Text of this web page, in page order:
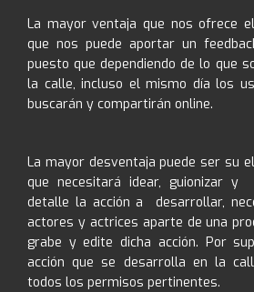
La mayor ventaja que nos ofrece
que nos puede aportar un
puesto que dependiendo de lo que
la calle, incluso el mismo día los
buscarán y compartirán online.
La mayor desventaja puede ser su
que necesitará idear, guionizar y
detalle la acción a desarrollar,
actores y actrices aparte de una
grabe y edite dicha acción. Por
acción que se desarrolla en la
todos los permisos pertinentes.